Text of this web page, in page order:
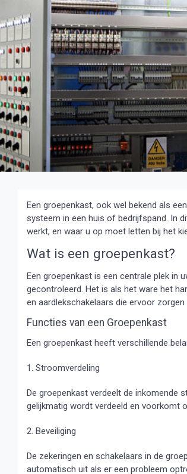
Een groepenkast, ook wel bekend als
systeem in een huis of bedrijfspand. In
werkt, en waar u op moet letten bij het
Wat is een groepenkast?
Een groepenkast is een centrale plek in
gecontroleerd. Het is als het ware het
en aardlekschakelaars die ervoor
Functies van een Groepenkast
Een groepenkast heeft verschillende
1. Stroomverdeling
De groepenkast verdeelt de inkomende
gelijkmatig wordt verdeeld en voorkomt
2. Beveiliging
De zekeringen en schakelaars in de
automatisch uit als er een probleem